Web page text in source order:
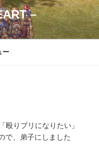
–
ー
殴りプリになりたい」
で、弟子にしました